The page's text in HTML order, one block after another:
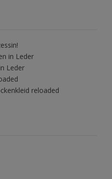
in Leder
Leder
reloaded